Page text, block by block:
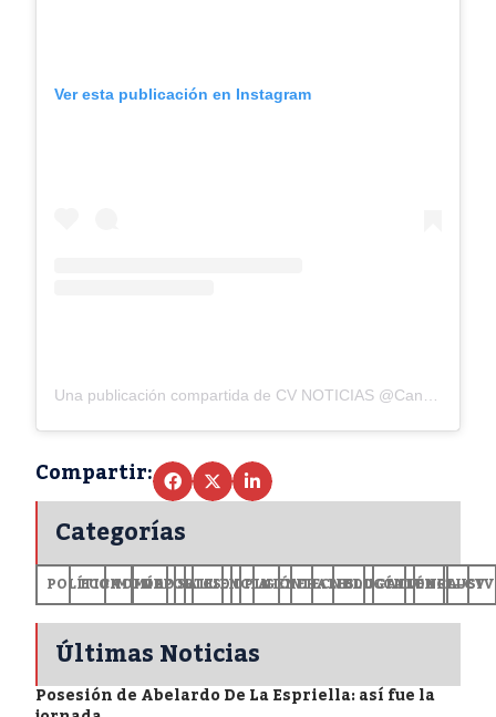
Ver esta publicación en Instagram
Compartir:
Categorías
POLÍTICA
ECONOMÍA
MUNDODEPORTES
SALUDCIENCIA
OPINIÓN
GENERALES
TECNOLOGÍA
EDUCACIÓN
CULTURA+CV
Últimas Noticias
Posesión de Abelardo De La Espriella: así fue la